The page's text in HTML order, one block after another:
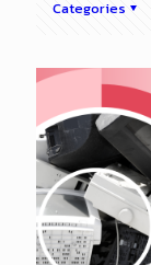
Categories